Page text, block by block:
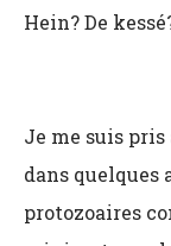
Hein? De
Je me suis
dans quelques
protozoaires